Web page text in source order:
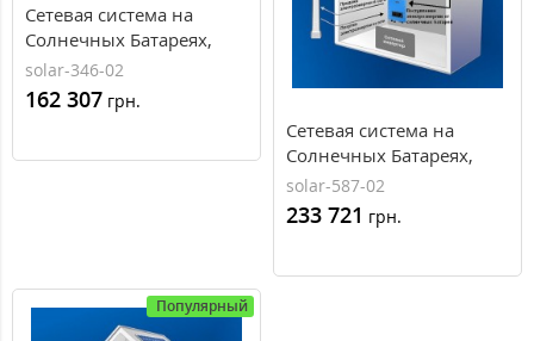
Сетевая система на
Солнечных Батареях,
10кВт, 380В, AXIOMA
energy
solar-346-02
162 307 грн.
Сетевая система на
Солнечных Батареях,
15кВт, 380В, AXIOMA
energy
solar-587-02
233 721 грн.
Популярный